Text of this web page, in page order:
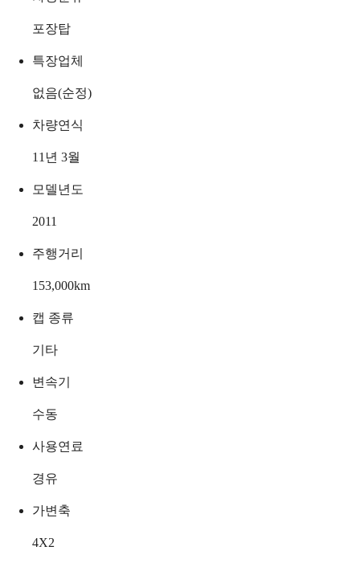
포장탑
특장업체
없음(순정)
차량연식
11년 3월
모델년도
2011
주행거리
153,000km
캡 종류
기타
변속기
수동
사용연료
경유
가변축
4X2